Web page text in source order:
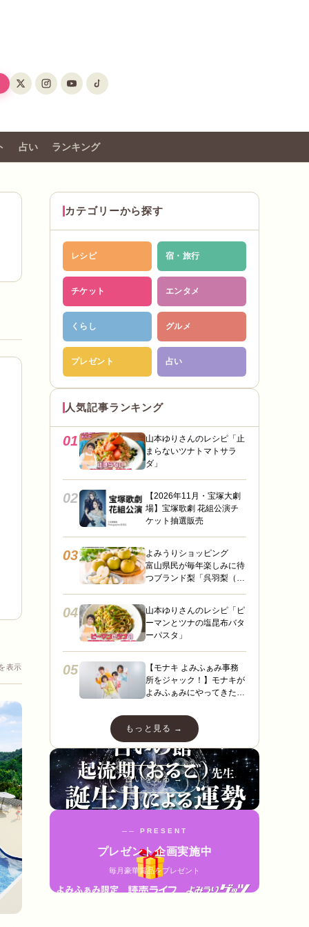
占い ランキング
表示
カテゴリーから探す
レシピ 宿・旅行
チケット エンタメ
くらし グルメ
プレゼント 占い
人気記事ランキング
01
山本ゆりさんのレシピ「止
まらないツナトマトサラ
ダ」
02
【2026年11月・宝塚大劇
場】宝塚歌劇 花組公演チ
ケット抽選販売
03
よみうりショッピング
富山県民が毎年楽しみに待
つブランド梨「呉羽梨（幸
04
山本ゆりさんのレシピ「ピ
ーマンとツナの塩昆布バタ
ーパスタ」
05
【モナキ よみふぁみ事務
所をジャック！】モナキが
よみふぁみにやってきた！
ダンスあり☆スペシャルイ
ンタビューも＼（＾ ＾）
／
もっと見る →
占いを見る →
── PRESENT
プレゼント企画実施中
毎月豪華賞品をプレゼント